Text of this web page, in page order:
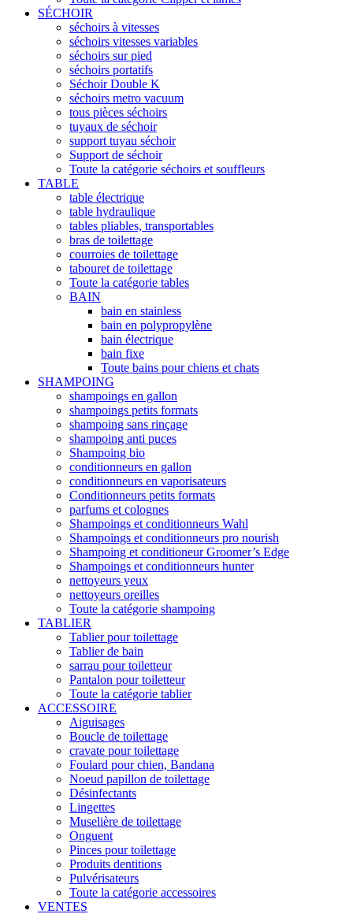
SÉCHOIR
séchoirs à vitesses
séchoirs vitesses variables
séchoirs sur pied
séchoirs portatifs
Séchoir Double K
séchoirs metro vacuum
tous pièces séchoirs
tuyaux de séchoir
support tuyau séchoir
Support de séchoir
Toute la catégorie séchoirs et souffleurs
TABLE
table électrique
table hydraulique
tables pliables, transportables
bras de toilettage
courroies de toilettage
tabouret de toilettage
Toute la catégorie tables
BAIN
bain en stainless
bain en polypropylène
bain électrique
bain fixe
Toute bains pour chiens et chats
SHAMPOING
shampoings en gallon
shampoings petits formats
shampoing sans rinçage
shampoing anti puces
Shampoing bio
conditionneurs en gallon
conditionneurs en vaporisateurs
Conditionneurs petits formats
parfums et colognes
Shampoings et conditionneurs Wahl
Shampoings et conditionneurs pro nourish
Shampoing et conditioneur Groomer’s Edge
Shampoings et conditionneurs hunter
nettoyeurs yeux
nettoyeurs oreilles
Toute la catégorie shampoing
TABLIER
Tablier pour toilettage
Tablier de bain
sarrau pour toiletteur
Pantalon pour toiletteur
Toute la catégorie tablier
ACCESSOIRE
Aiguisages
Boucle de toilettage
cravate pour toilettage
Foulard pour chien, Bandana
Noeud papillon de toilettage
Désinfectants
Lingettes
Muselière de toilettage
Onguent
Pinces pour toilettage
Produits dentitions
Pulvérisateurs
Toute la catégorie accessoires
VENTES